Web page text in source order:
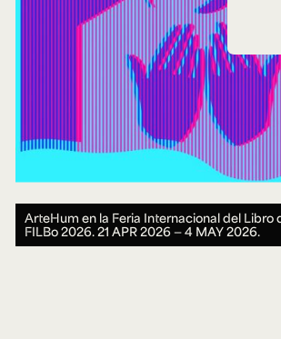
ArteHum en la Feria Internacional del Libro
FILBo 2026.21 APR 2026 ― 4 MAY 2026.